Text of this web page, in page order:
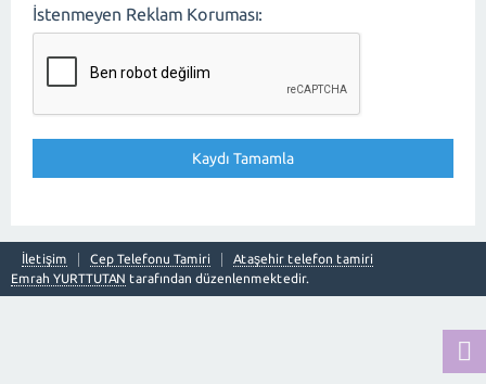
İstenmeyen Reklam Koruması:
İletişim Cep Telefonu Tamiri
Ataşehir telefon tamiri
Emrah YURTTUTAN tarafından düzenlenmektedir.